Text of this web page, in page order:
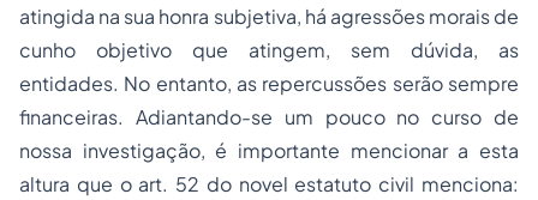
atingida na sua honra subjetiva, há agressões morais de
cunho objetivo que atingem, sem dúvida, as
entidades. No entanto, as repercussões serão sempre
financeiras. Adiantando-se um pouco no curso de
nossa investigação, é importante mencionar a esta
altura que o art. 52 do novel estatuto civil menciona: